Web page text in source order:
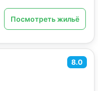
Посмотреть жильё
8.0